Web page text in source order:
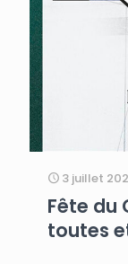
3 juillet
Fête du
toutes